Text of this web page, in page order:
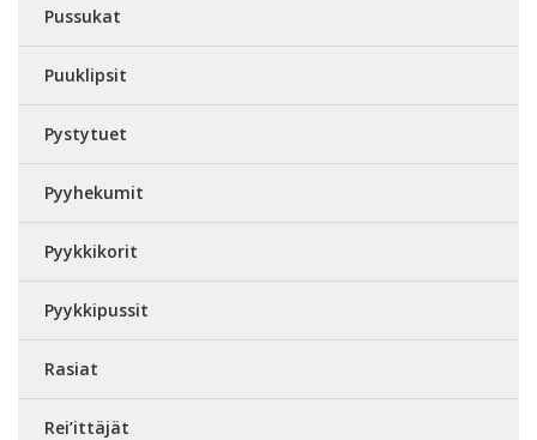
Pussukat
Puuklipsit
Pystytuet
Pyyhekumit
Pyykkikorit
Pyykkipussit
Rasiat
Rei’ittäjät